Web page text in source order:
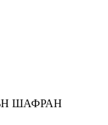
ШАФРАН